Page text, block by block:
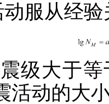
服从经
级大于等
活动的大